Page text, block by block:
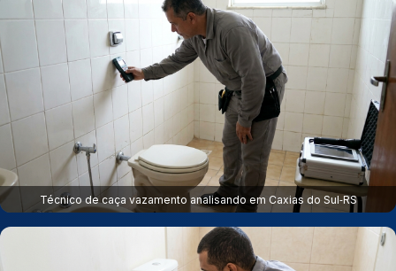
Técnico de caça vazamento analisando em Caxias do Sul‑RS